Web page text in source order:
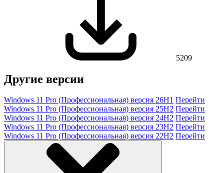
5209
Другие версии
Windows 11 Pro (Профессиональная) версия 26H1 Перейти
Windows 11 Pro (Профессиональная) версия 25H2 Перейти
Windows 11 Pro (Профессиональная) версия 24H2 Перейти
Windows 11 Pro (Профессиональная) версия 23H2 Перейти
Windows 11 Pro (Профессиональная) версия 22H2 Перейти